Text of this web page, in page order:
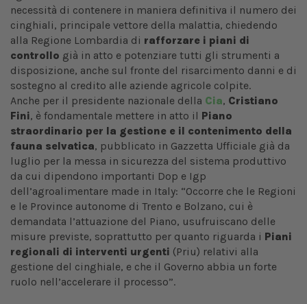
necessità di contenere in maniera definitiva il numero dei
cinghiali, principale vettore della malattia, chiedendo
alla Regione Lombardia di rafforzare i piani di
controllo già in atto e potenziare tutti gli strumenti a
disposizione, anche sul fronte del risarcimento danni e di
sostegno al credito alle aziende agricole colpite.
Anche per il presidente nazionale della Cia, Cristiano
Fini, è fondamentale mettere in atto il Piano
straordinario per la gestione e il contenimento della
fauna selvatica, pubblicato in Gazzetta Ufficiale già da
luglio per la messa in sicurezza del sistema produttivo
da cui dipendono importanti Dop e Igp
dell’agroalimentare made in Italy: “Occorre che le Regioni
e le Province autonome di Trento e Bolzano, cui è
demandata l’attuazione del Piano, usufruiscano delle
misure previste, soprattutto per quanto riguarda i Piani
regionali di interventi urgenti (Priu) relativi alla
gestione del cinghiale, e che il Governo abbia un forte
ruolo nell’accelerare il processo”.